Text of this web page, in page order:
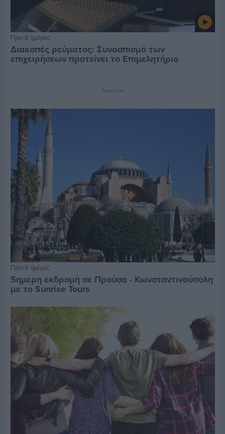
Πριν 8 ημέρες
Διακοπές ρεύματος: Συνασπισμό των
επιχειρήσεων προτείνει το Επιμελητήριο
Διαφήμιση
Πριν 8 ημέρες
5ημερη εκδρομή σε Προύσα - Κωνσταντινούπολη
με το Sunrise Tours